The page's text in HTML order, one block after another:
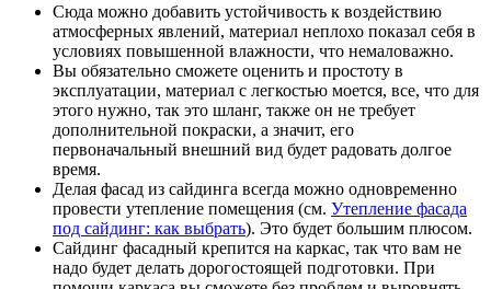
Сюда можно добавить устойчивость к воздействию
атмосферных явлений, материал неплохо показал себя в
условиях повышенной влажности, что немаловажно.
Вы обязательно сможете оценить и простоту в
эксплуатации, материал с легкостью моется, все, что для
этого нужно, так это шланг, также он не требует
дополнительной покраски, а значит, его
первоначальный внешний вид будет радовать долгое
время.
Делая фасад из сайдинга всегда можно одновременно
провести утепление помещения (см. Утепление фасада
под сайдинг: как выбрать). Это будет большим плюсом.
Сайдинг фасадный крепится на каркас, так что вам не
надо будет делать дорогостоящей подготовки. При